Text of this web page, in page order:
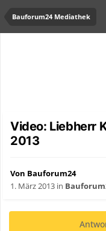
Bauforum24 Mediathek
Video: Liebherr
2013
Von Bauforum24
1. März 2013 in